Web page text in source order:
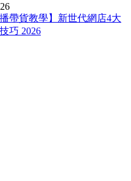
播帶貨教學】新世代網店4大
巧 2026